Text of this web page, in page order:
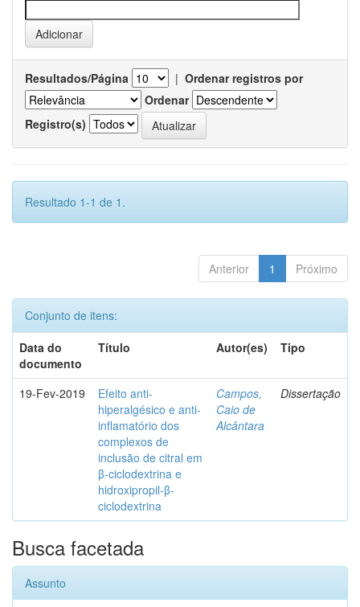
Resultados/Página | Ordenar registros por
Ordenar
Registro(s)
Resultado 1-1 de 1.
Anterior 1 Próximo
Conjunto de itens:
Data do
documento
Título Autor(es) Tipo
19-Fev-2019
Efeito anti-
hiperalgésico e anti-
inflamatório dos
complexos de
inclusão de citral em
β-ciclodextrina e
hidroxipropil-β-
ciclodextrina
Campos,
Caio de
Alcântara
Dissertação
Busca facetada
Assunto